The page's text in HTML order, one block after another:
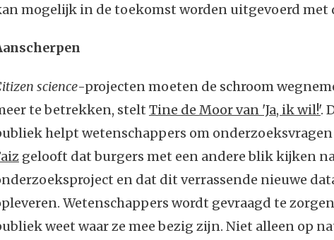
mogelijk in de toekomst worden uitgevoerd met
science-projecten moeten de schroom
te betrekken, stelt Tine de Moor van 'Ja, ik wil!'.
helpt wetenschappers om
gelooft dat burgers met een andere blik kijken
en dat dit verrassende nieuwe
Wetenschappers wordt gevraagd te
weet waar ze mee bezig zijn. Niet alleen op